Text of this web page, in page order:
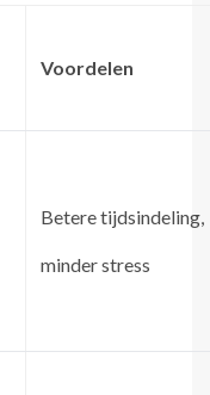
Voordelen
Betere tijdsindeling,
minder stress